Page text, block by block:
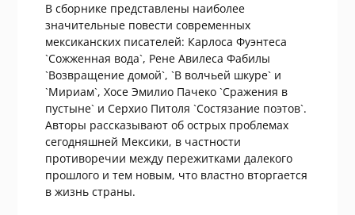
В сборнике представлены наиболее
значительные повести современных
мексиканских писателей: Карлоса Фуэнтеса
`Сожженная вода`, Рене Авилеса Фабилы
`Возвращение домой`, `В волчьей шкуре` и
`Мириам`, Хосе Эмилио Пачеко `Сражения в
пустыне` и Серхио Питоля `Состязание поэтов`.
Авторы рассказывают об острых проблемах
сегодняшней Мексики, в частности
противоречии между пережитками далекого
прошлого и тем новым, что властно вторгается
в жизнь страны.